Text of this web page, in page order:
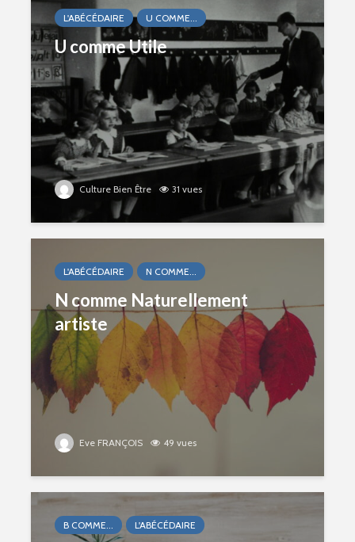
L'ABÉCÉDAIRE U COMME...
U comme Utile
Culture Bien Être 31 vues
L'ABÉCÉDAIRE N COMME...
N comme Naturellement
artiste
Eve FRANÇOIS 49 vues
B COMME... L'ABÉCÉDAIRE